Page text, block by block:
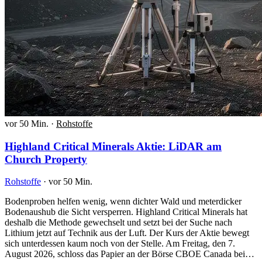
vor 50 Min. · Rohstoffe
Highland Critical Minerals Aktie: LiDAR am
Church Property
Rohstoffe · vor 50 Min.
Bodenproben helfen wenig, wenn dichter Wald und meterdicker
Bodenaushub die Sicht versperren. Highland Critical Minerals hat
deshalb die Methode gewechselt und setzt bei der Suche nach
Lithium jetzt auf Technik aus der Luft. Der Kurs der Aktie bewegt
sich unterdessen kaum noch von der Stelle. Am Freitag, den 7.
August 2026, schloss das Papier an der Börse CBOE Canada bei…